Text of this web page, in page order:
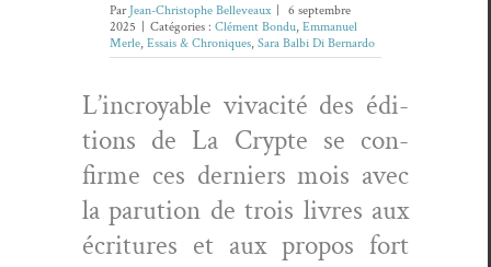
Par Jean-Christophe Belleveaux
6 septembre
2025
Catégories : Clément Bondu, Emmanuel
Merle, Essais & Chroniques, Sara Balbi Di Bernardo
L’in­croy­able vivac­ité des édi­
tions de La Crypte se con­
firme ces derniers mois avec
la paru­tion de trois livres aux
écri­t­ures et aux pro­pos fort